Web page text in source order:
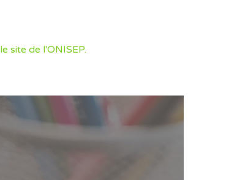
le site de l'ONISEP.